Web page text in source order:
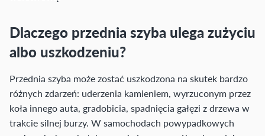
Dlaczego przednia szyba ulega zużyciu
albo uszkodzeniu?
Przednia szyba może zostać uszkodzona na skutek bardzo
różnych zdarzeń: uderzenia kamieniem, wyrzuconym przez
koła innego auta, gradobicia, spadnięcia gałęzi z drzewa w
trakcie silnej burzy. W samochodach powypadkowych